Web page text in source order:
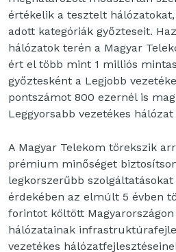
értékelik a tesztelt
adott kategóriák győzteseit.
hálózatok terén a Magyar
ért el több mint 1 milliós
győztesként a Legjobb
pontszámot 800 ezernél is
Leggyorsabb vezetékes
A Magyar Telekom törekszik
prémium minőséget
legkorszerűbb
érdekében az elmúlt 5 évben
forintot költött
hálózatainak
vezetékes